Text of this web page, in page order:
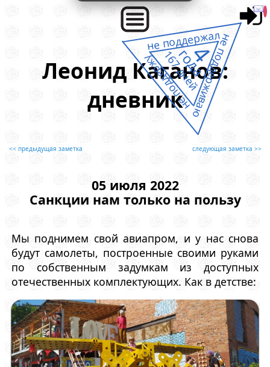
Леонид Каганов:
дневник
<< предыдущая заметка следующая заметка >>
05 июля 2022
Санкции нам только на пользу
Мы поднимем свой авиапром, и у нас снова
будут самолеты, построенные своими руками
по собственным задумкам из доступных
отечественных комплектующих. Как в детстве:
не поддержал
не поддерживаю
не поддержу4
года
167 дней